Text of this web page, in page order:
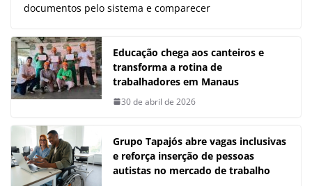
documentos pelo sistema e comparecer
Educação chega aos canteiros e
transforma a rotina de
trabalhadores em Manaus
30 de abril de 2026
Grupo Tapajós abre vagas inclusivas
e reforça inserção de pessoas
autistas no mercado de trabalho